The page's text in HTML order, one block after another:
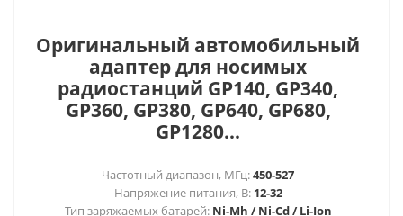
Оригинальный автомобильный
адаптер для носимых
радиостанций GP140, GP340,
GP360, GP380, GP640, GP680,
GP1280...
Частотный диапазон, МГц:450-527
Напряжение питания, В: 12-32
Тип заряжаемых батарей: Ni-Mh / Ni-Cd / Li-Ion